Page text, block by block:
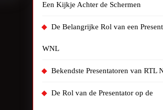
Een Kijkje Achter de Schermen
De Belangrijke Rol van een
WNL
Bekendste Presentatoren van RTL
De Rol van de Presentator op de